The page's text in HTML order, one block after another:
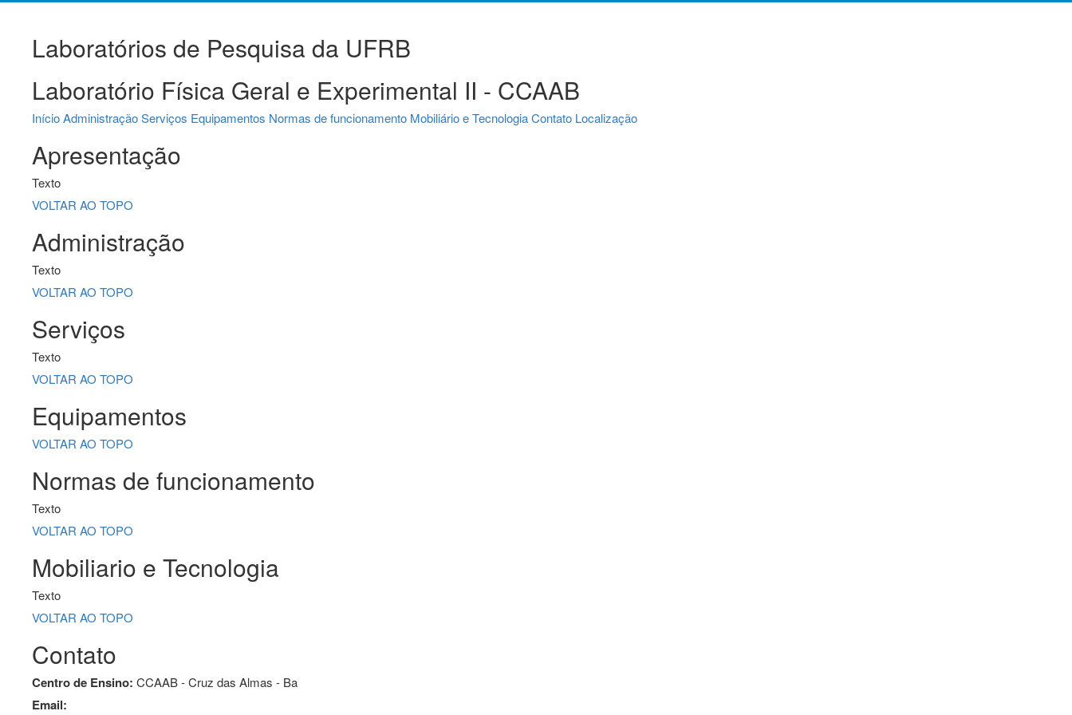
Laboratórios de Pesquisa da UFRB
Laboratório Física Geral e Experimental II - CCAAB
InícioAdministraçãoServiços Equipamentos Normas de funcionamento Mobiliário e TecnologiaContato Localização
Apresentação
Texto
VOLTAR AO TOPO
Administração
Texto
VOLTAR AO TOPO
Serviços
Texto
VOLTAR AO TOPO
Equipamentos
VOLTAR AO TOPO
Normas de funcionamento
Texto
VOLTAR AO TOPO
Mobiliario e Tecnologia
Texto
VOLTAR AO TOPO
Contato
Centro de Ensino: CCAAB - Cruz das Almas - Ba
Email: